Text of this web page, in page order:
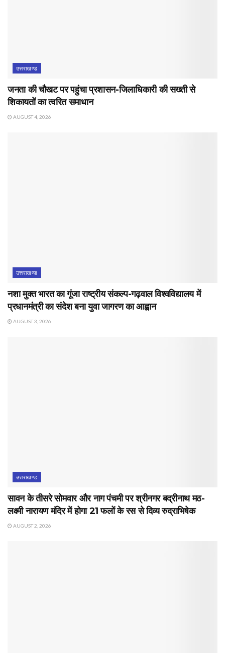
उत्तराखण्ड
जनता की चौखट पर पहुंचा प्रशासन-जिलाधिकारी की सख्ती से
शिकायतों का त्वरित समाधान
AUGUST 4, 2026
उत्तराखण्ड
नशा मुक्त भारत का गूंजा राष्ट्रीय संकल्प-गढ़वाल विश्वविद्यालय में
प्रधानमंत्री का संदेश बना युवा जागरण का आह्वान
AUGUST 3, 2026
उत्तराखण्ड
सावन के तीसरे सोमवार और नाग पंचमी पर श्रीनगर बद्रीनाथ मठ-
लक्ष्मी नारायण मंदिर में होगा 21 फलों के रस से दिव्य रुद्राभिषेक
AUGUST 2, 2026